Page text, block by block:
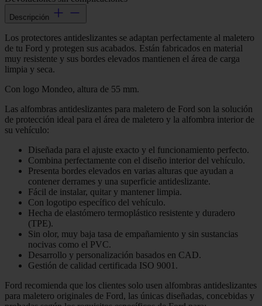
Descripción
Los protectores antideslizantes se adaptan perfectamente al maletero
de tu Ford y protegen sus acabados. Están fabricados en material
muy resistente y sus bordes elevados mantienen el área de carga
limpia y seca.
Con logo Mondeo, altura de 55 mm.
Las alfombras antideslizantes para maletero de Ford son la solución
de protección ideal para el área de maletero y la alfombra interior de
su vehículo:
Diseñada para el ajuste exacto y el funcionamiento perfecto.
Combina perfectamente con el diseño interior del vehículo.
Presenta bordes elevados en varias alturas que ayudan a
contener derrames y una superficie antideslizante.
Fácil de instalar, quitar y mantener limpia.
Con logotipo específico del vehículo.
Hecha de elastómero termoplástico resistente y duradero
(TPE).
Sin olor, muy baja tasa de empañamiento y sin sustancias
nocivas como el PVC.
Desarrollo y personalización basados en CAD.
Gestión de calidad certificada ISO 9001.
Ford recomienda que los clientes solo usen alfombras antideslizantes
para maletero originales de Ford, las únicas diseñadas, concebidas y